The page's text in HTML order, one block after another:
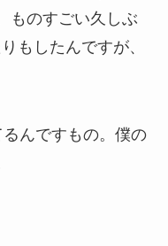
ものすごい久しぶ
もしたんですが、
んですもの。僕の